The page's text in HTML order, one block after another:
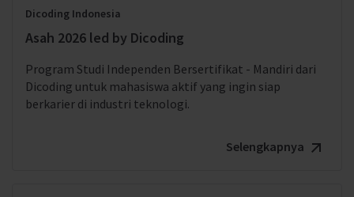
Dicoding Indonesia
Asah 2026 led by Dicoding
Program Studi Independen Bersertifikat - Mandiri dari
Dicoding untuk mahasiswa aktif yang ingin siap
berkarier di industri teknologi.
Selengkapnya